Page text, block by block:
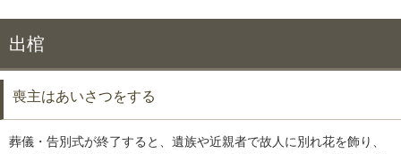
出棺
喪主はあいさつをする
葬儀・告別式が終了すると、遺族や近親者で故人に別れ花を飾り、